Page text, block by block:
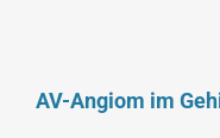
AV-Angiom im